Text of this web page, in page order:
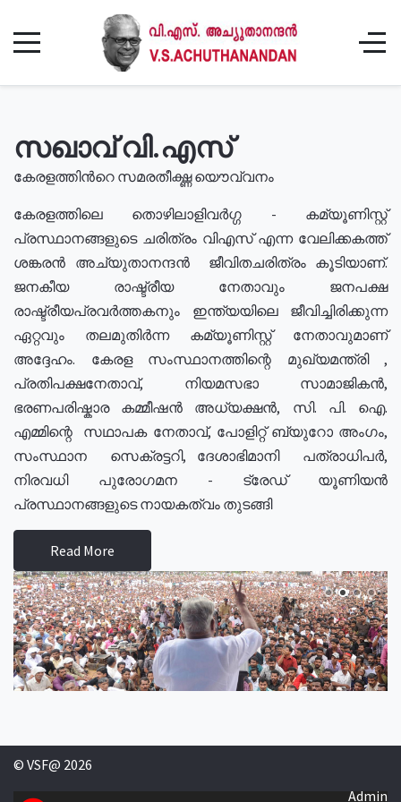
സഖാവ് വി.എസ്
കേരളത്തിൻറെ സമരതീക്ഷ്ണ യൌവ്വനം
കേരളത്തിലെ തൊഴിലാളിവർഗ്ഗ - കമ്യൂണിസ്റ്റ്
പ്രസ്ഥാനങ്ങളുടെ ചരിത്രം വിഎസ് എന്ന വേലിക്കകത്ത്
ശങ്കരൻ അച്യുതാനന്ദൻ ജീവിതചരിത്രം കൂടിയാണ്.
ജനകീയ രാഷ്ട്രീയ നേതാവും ജനപക്ഷ
രാഷ്ട്രീയപ്രവർത്തകനും ഇന്ത്യയിലെ ജീവിച്ചിരിക്കുന്ന
ഏറ്റവും തലമുതിർന്ന കമ്യൂണിസ്റ്റ് നേതാവുമാണ്
അദ്ദേഹം. കേരള സംസ്ഥാനത്തിന്റെ മുഖ്യമന്ത്രി ,
പ്രതിപക്ഷനേതാവ്, നിയമസഭാ സാമാജികൻ,
ഭരണപരിഷ്കാര കമ്മീഷൻ അധ്യക്ഷൻ, സി. പി. ഐ.
എമ്മിന്റെ സഥാപക നേതാവ്, പോളിറ്റ് ബ്യുറോ അംഗം,
സംസ്ഥാന സെക്രട്ടറി, ദേശാഭിമാനി പത്രാധിപർ,
നിരവധി പുരോഗമന - ട്രേഡ് യൂണിയൻ
പ്രസ്ഥാനങ്ങളുടെ നായകത്വം തുടങ്ങി
Read More
© VSF@ 2026
Admin